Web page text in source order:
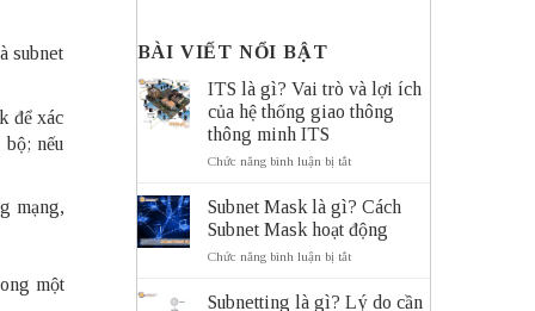
subnet
để xác
nếu
mạng,
một
BÀI VIẾT NỔI BẬT
ITS là gì? Vai trò và lợi ích
của hệ thống giao thông
thông minh ITS
Chức năng bình luận bị tắtở
gì?
Vai
ích
Subnet Mask là gì? Cách
Subnet Mask hoạt động
Chức năng bình luận bị tắtở
Subnetting là gì? Lý do cần